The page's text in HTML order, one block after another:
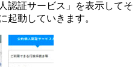
認証サービス」を表示してそ
起動していきます。